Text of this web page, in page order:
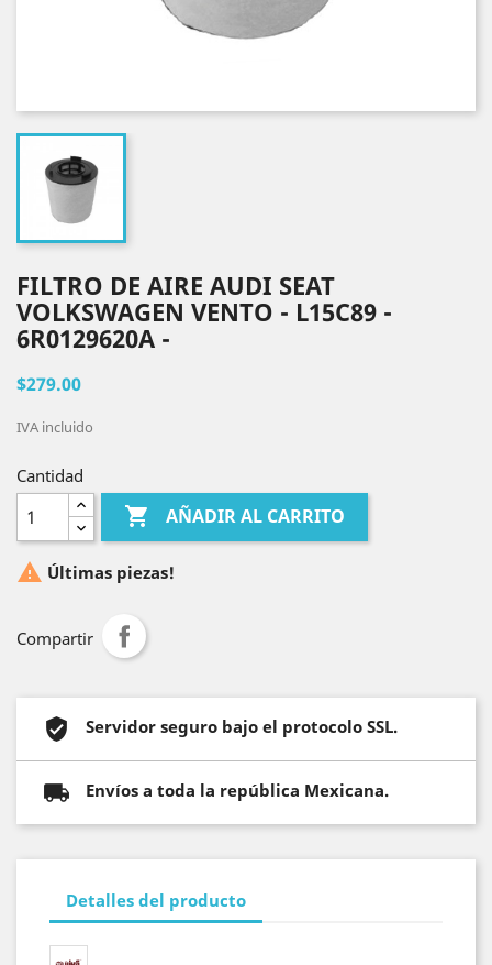
FILTRO DE AIRE AUDI SEAT
VOLKSWAGEN VENTO - L15C89 -
6R0129620A -
$279.00
IVA incluido
Cantidad
 AÑADIR AL CARRITO
 Últimas piezas!
Compartir
Servidor seguro bajo el protocolo SSL.
Envíos a toda la república Mexicana.
Detalles del producto